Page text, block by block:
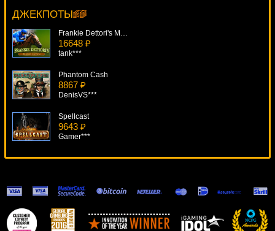
ДЖЕКПОТЫ
Serg***
Frankie Dettori's Magic Seven
16648 ₽
tank***
Phantom Cash
8867 ₽
DenisVS***
Spellcast
9643 ₽
Gamer***
Attila
6645 ₽
mgarkunov***